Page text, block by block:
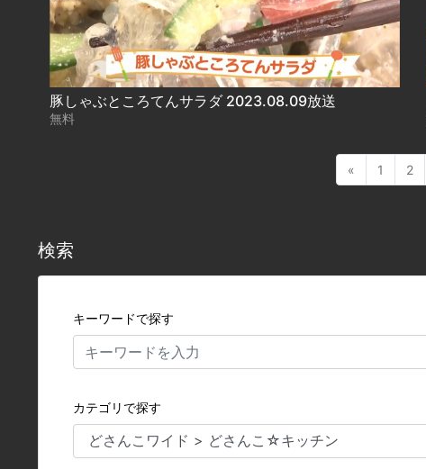
豚しゃぶところてんサラダ 2023.08.09放送
無料
« 1 2
検索
キーワードで探す
カテゴリで探す